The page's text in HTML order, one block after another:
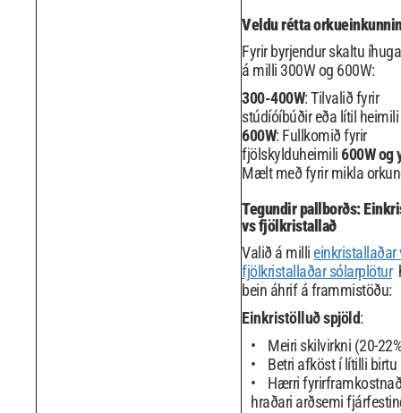
Veldu rétta
Fyrir byrjendur skaltu
á milli 300W og 600W:
300-400W: Tilvalið fyrir
stúdíóíbúðir eða lítil heimili
600W: Fullkomið fyrir
fjölskylduheimili 600W og
Mælt með fyrir mikla
Tegundir pallborðs:
vs fjölkristallað
Valið á millieinkristallaðar
fjölkristallaðar sólarplötur
bein áhrif á frammistöðu:
Einkristölluð spjöld:
Meiri skilvirkni (20-
Betri afköst í lítilli birtu
Hærri
hraðari arðsemi